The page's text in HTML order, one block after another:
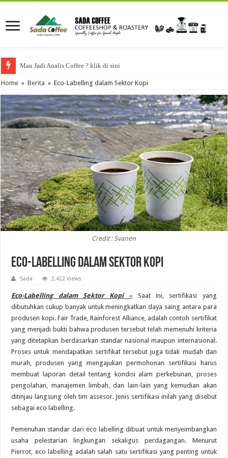
Mau Jadi Analis Coffee ? klik di sini
Home » Berita » Eco-Labelling dalam Sektor Kopi
Credit : Svanen
Eco-Labelling dalam Sektor Kopi
Sada 2,422 Views
Eco-Labelling dalam Sektor Kopi – Saat ini, sertifikasi yang
dibutuhkan cukup banyak untuk meningkatkan daya saing antara para
produsen kopi. Fair Trade, Rainforest Alliance, adalah contoh sertifikat
yang menjadi bukti bahwa produsen tersebut telah memenuhi kriteria
yang ditetapkan berdasarkan standar nasional maupun internasional.
Proses untuk mendapatkan sertifikat tersebut juga tidak mudah dan
murah, produsen yang mengajukan permohonan sertifikasi harus
membuat laporan detail tentang kondisi alam perkebunan, proses
pengolahan, manajemen limbah, dan lain-lain yang kemudian akan
ditinjau langsung oleh tim assesor. Jenis sertifikasi inilah yang disebut
sebagai eco labelling.
Pemenuhan standar dari eco labelling dibuat untuk menyeimbangkan
usaha pelestarian lingkungan sekaligus perdagangan. Menurut
Pierrot, eco labelling adalah salah satu sertifikasi yang penting untuk